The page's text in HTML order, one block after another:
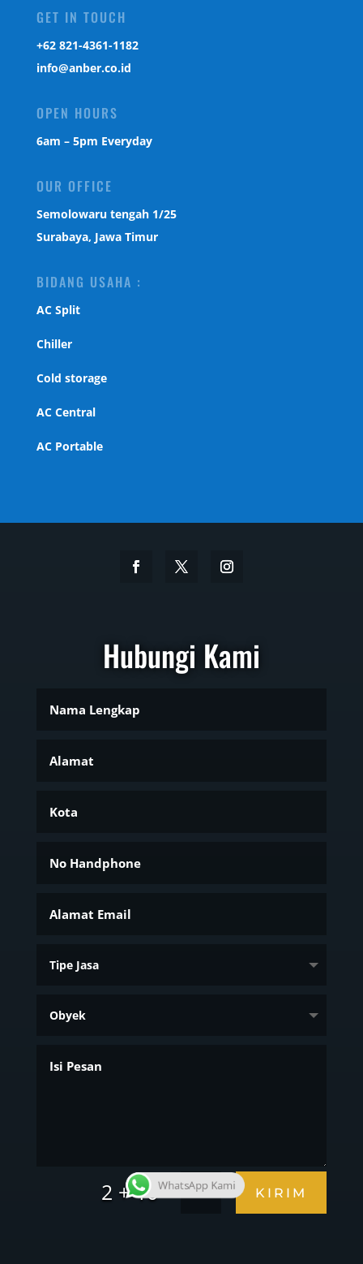
GET IN TOUCH
‎+62 821-4361-1182
info@anber.co.id
OPEN HOURS
6am – 5pm Everyday
OUR OFFICE
Semolowaru tengah 1/25
Surabaya, Jawa Timur
BIDANG USAHA :
AC Split
Chiller
Cold storage
AC Central
AC Portable
Hubungi Kami
2 + 10= KIRIM
WhatsApp Kami